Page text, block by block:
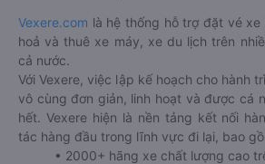
Vexere.com là hệ thống hỗ trợ đặt vé
hoả và thuê xe máy, xe du lịch trên
cả nước.
Với Vexere, việc lập kế hoạch cho hành
vô cùng đơn giản, linh hoạt và được cá
hết. Vexere hiện là nền tảng kết nối
tác hàng đầu trong lĩnh vực đi lại, bao
• 2000+ hãng xe chất lượng cao